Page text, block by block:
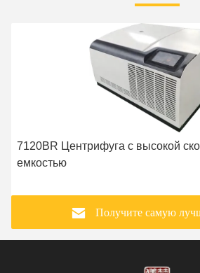
7120BR Центрифуга с высокой
емкостью
Получите самую